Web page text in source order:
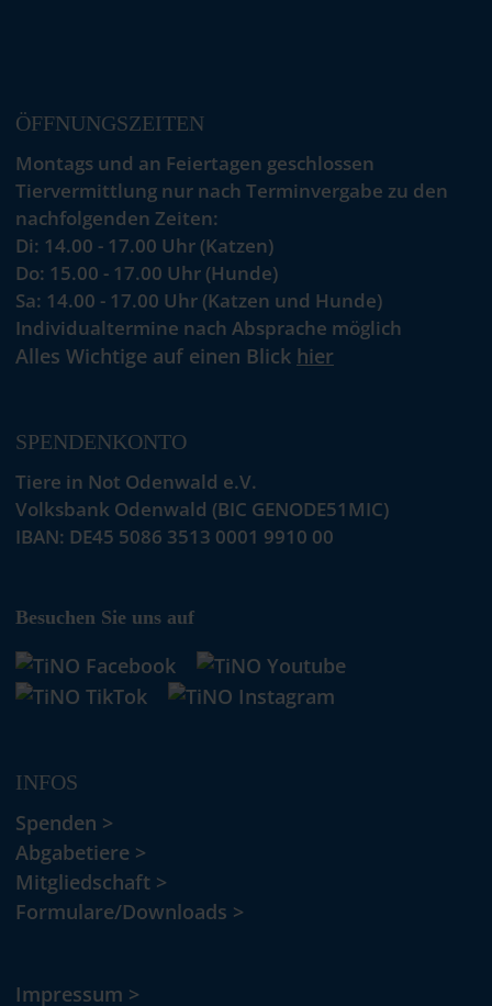
ÖFFNUNGSZEITEN
Montags und an Feiertagen geschlossen
Tiervermittlung nur nach Terminvergabe zu den
nachfolgenden Zeiten:
Di: 14.00 - 17.00 Uhr (Katzen)
Do: 15.00 - 17.00 Uhr (Hunde)
Sa: 14.00 - 17.00 Uhr (Katzen und Hunde)
Individualtermine nach Absprache möglich
Alles Wichtige auf einen Blick hier
SPENDENKONTO
Tiere in Not Odenwald e.V.
Volksbank Odenwald (BIC GENODE51MIC)
IBAN: DE45 5086 3513 0001 9910 00
Besuchen Sie uns auf
INFOS
Spenden >
Abgabetiere >
Mitgliedschaft >
Formulare/Downloads >
Impressum >